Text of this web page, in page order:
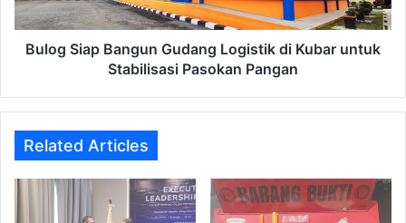
untuk
Stabilisasi
Pasokan
Bulog Siap Bangun Gudang Logistik di Kubar untuk
Stabilisasi Pasokan Pangan
Related Articles